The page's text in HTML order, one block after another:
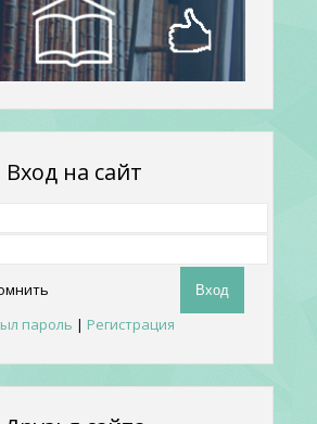
Вход на сайт
пароль | Регистрация